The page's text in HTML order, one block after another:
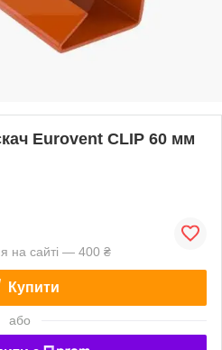
Eurovent CLIP 60 мм
на сайті — 400 ₴
Купити
або